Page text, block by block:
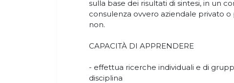
sulla base dei risultati di sintesi, in un
consulenza ovvero aziendale privato
non.
CAPACITÀ DI APPRENDERE
- effettua ricerche individuali e di
disciplina